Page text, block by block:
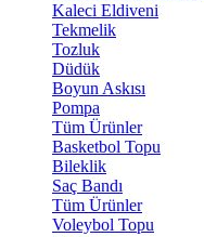
Kaleci Eldiveni
Tekmelik
Tozluk
Düdük
Boyun Askısı
Pompa
Tüm Ürünler
Basketbol Topu
Bileklik
Saç Bandı
Tüm Ürünler
Voleybol Topu